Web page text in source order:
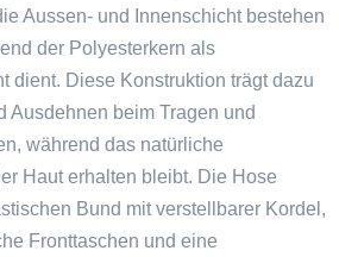
Aussen- und Innenschicht bestehen
der Polyesterkern als
dient. Diese Konstruktion trägt dazu
Ausdehnen beim Tragen und
während das natürliche
Haut erhalten bleibt. Die Hose
Bund mit verstellbarer Kordel,
Fronttaschen und eine